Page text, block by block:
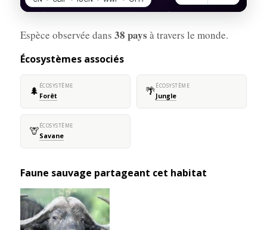
Espèce observée dans 38 pays à travers le monde.
Écosystèmes associés
🌲 ÉCOSYSTÈME
Forêt 🌴ÉCOSYSTÈME
Jungle
🦒ÉCOSYSTÈME
Savane
Faune sauvage partageant cet habitat